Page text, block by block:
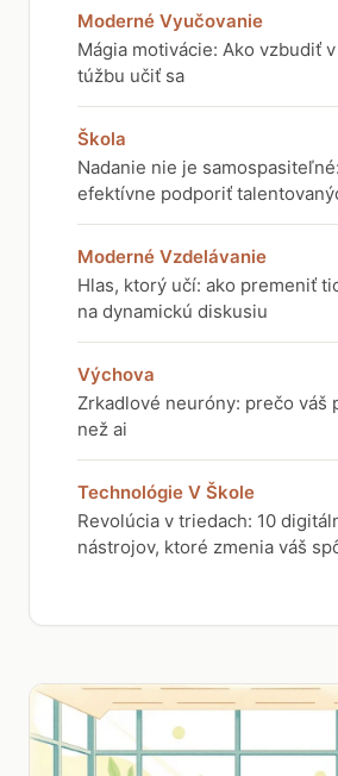
Moderné Vyučovanie
Mágia motivácie: Ako vzbudiť
túžbu učiť sa
Škola
Nadanie nie je
efektívne podporiť
Moderné Vzdelávanie
Hlas, ktorý učí: ako premeniť
na dynamickú diskusiu
Výchova
Zrkadlové neuróny: prečo váš
než ai
Technológie V Škole
Revolúcia v triedach: 10
nástrojov, ktoré zmenia váš